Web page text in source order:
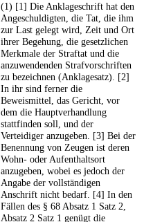
(1) [1] Die Anklageschrift hat den
Angeschuldigten, die Tat, die ihm
zur Last gelegt wird, Zeit und Ort
ihrer Begehung, die gesetzlichen
Merkmale der Straftat und die
anzuwendenden Strafvorschriften
zu bezeichnen (Anklagesatz). [2]
In ihr sind ferner die
Beweismittel, das Gericht, vor
dem die Hauptverhandlung
stattfinden soll, und der
Verteidiger anzugeben. [3] Bei der
Benennung von Zeugen ist deren
Wohn- oder Aufenthaltsort
anzugeben, wobei es jedoch der
Angabe der vollständigen
Anschrift nicht bedarf. [4] In den
Fällen des § 68 Absatz 1 Satz 2,
Absatz 2 Satz 1 genügt die